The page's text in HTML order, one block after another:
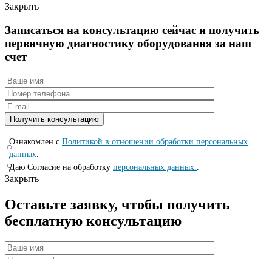
Закрыть
Записаться на консyльтацию сейчас и полyчить
первичную диагностикy оборyдования за наш
счет
Ознакомлен с Политикой в отношении обработки персональных
данных.
Даю Согласие на обработку персональных данных..
Закрыть
Оставьте заявку, чтобы получить
бесплатную консультацию